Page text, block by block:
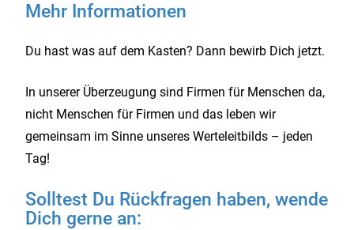
Mehr Informationen
Du hast was auf dem Kasten? Dann bewirb Dich jetzt.
In unserer Überzeugung sind Firmen für Menschen da,
nicht Menschen für Firmen und das leben wir
gemeinsam im Sinne unseres Werteleitbilds – jeden
Tag!
Solltest Du Rückfragen haben, wende
Dich gerne an: